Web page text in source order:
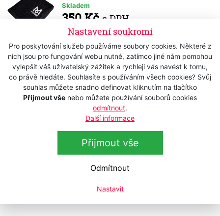
Nastavení soukromí
Pro poskytování služeb používáme soubory cookies. Některé z
nich jsou pro fungování webu nutné, zatímco jiné nám pomohou
vylepšit váš uživatelský zážitek a rychleji vás navést k tomu,
co právě hledáte. Souhlasíte s používáním všech cookies? Svůj
souhlas můžete snadno definovat kliknutím na tlačítko
Přijmout vše nebo můžete používání souborů cookies
odmítnout.
Další informace
Přijmout vše
Odmítnout
Nastavit
Skladem
350 Kč s DPH
289,26 Kčbez DPH
Ručník WAHL 0093-6000 Black
Shaving Towel - černý
Skladem
375 Kč s DPH
309,92 Kčbez DPH
Osuška WAHL 0093-6540 Beach
Towel - černá
Není skladem
990 Kč s DPH